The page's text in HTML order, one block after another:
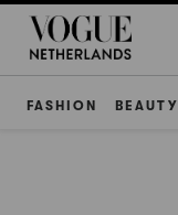
FASHION BEAUTY